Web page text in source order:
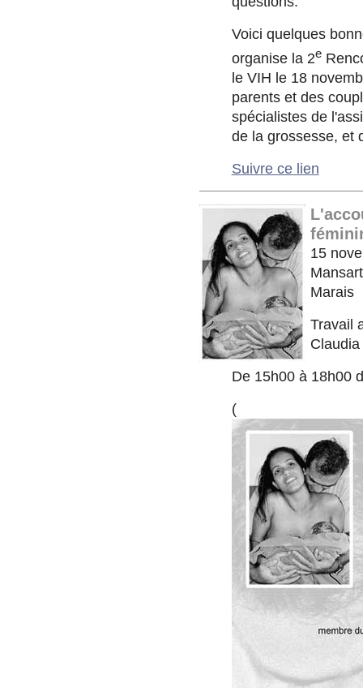
Voici quelques
organise la 2e
le VIH le 18
parents et des
spécialistes de
de la grossesse, et
Suivre ce lien
15
Marais
Travail
De 15h00 à 18h00
(